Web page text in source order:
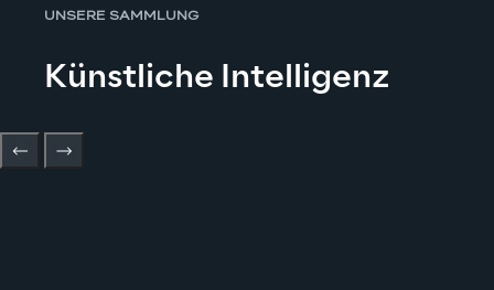
UNSERE SAMMLUNG
Künstliche Intelligenz